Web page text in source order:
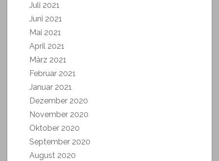
Juli 2021
Juni 2021
Mai 2021
April 2021
März 2021
Februar 2021
Januar 2021
Dezember 2020
November 2020
Oktober 2020
September 2020
August 2020